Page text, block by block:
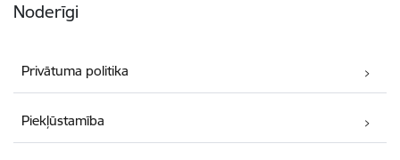
Noderīgi
Privātuma politika
Piekļūstamība